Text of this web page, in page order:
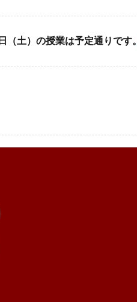
（土）の授業は予定通りです。